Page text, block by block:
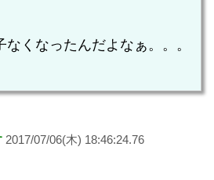
くなったんだよなぁ。。。
2017/07/06(木) 18:46:24.76